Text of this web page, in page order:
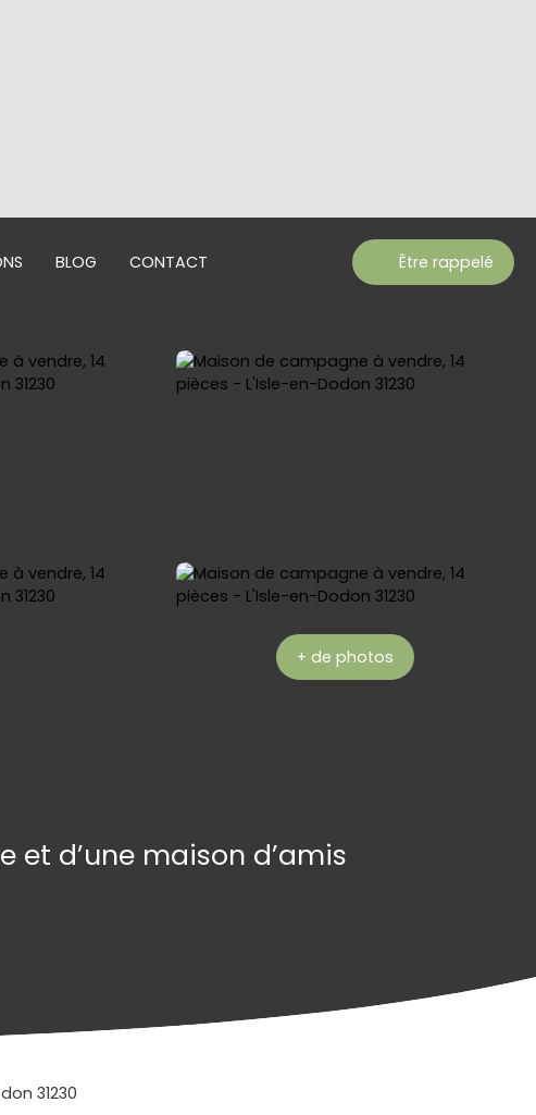
BLOG CONTACT Être rappelé
+ de photos
et d’une maison d’amis
31230